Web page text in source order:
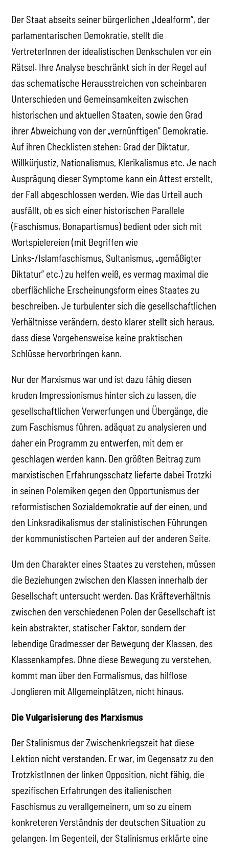
Der Staat abseits seiner bürgerlichen „Idealform“, der
parlamentarischen Demokratie, stellt die
VertreterInnen der idealistischen Denkschulen vor ein
Rätsel. Ihre Analyse beschränkt sich in der Regel auf
das schematische Herausstreichen von scheinbaren
Unterschieden und Gemeinsamkeiten zwischen
historischen und aktuellen Staaten, sowie den Grad
ihrer Abweichung von der „vernünftigen” Demokratie.
Auf ihren Checklisten stehen: Grad der Diktatur,
Willkürjustiz, Nationalismus, Klerikalismus etc. Je nach
Ausprägung dieser Symptome kann ein Attest erstellt,
der Fall abgeschlossen werden. Wie das Urteil auch
ausfällt, ob es sich einer historischen Parallele
(Faschismus, Bonapartismus) bedient oder sich mit
Wortspielereien (mit Begriffen wie
Links-/Islamfaschismus, Sultanismus, „gemäßigter
Diktatur” etc.) zu helfen weiß, es vermag maximal die
oberflächliche Erscheinungsform eines Staates zu
beschreiben. Je turbulenter sich die gesellschaftlichen
Verhältnisse verändern, desto klarer stellt sich heraus,
dass diese Vorgehensweise keine praktischen
Schlüsse hervorbringen kann.
Nur der Marxismus war und ist dazu fähig diesen
kruden Impressionismus hinter sich zu lassen, die
gesellschaftlichen Verwerfungen und Übergänge, die
zum Faschismus führen, adäquat zu analysieren und
daher ein Programm zu entwerfen, mit dem er
geschlagen werden kann. Den größten Beitrag zum
marxistischen Erfahrungsschatz lieferte dabei Trotzki
in seinen Polemiken gegen den Opportunismus der
reformistischen Sozialdemokratie auf der einen, und
den Linksradikalismus der stalinistischen Führungen
der kommunistischen Parteien auf der anderen Seite.
Um den Charakter eines Staates zu verstehen, müssen
die Beziehungen zwischen den Klassen innerhalb der
Gesellschaft untersucht werden. Das Kräfteverhältnis
zwischen den verschiedenen Polen der Gesellschaft ist
kein abstrakter, statischer Faktor, sondern der
lebendige Gradmesser der Bewegung der Klassen, des
Klassenkampfes. Ohne diese Bewegung zu verstehen,
kommt man über den Formalismus, das hilflose
Jonglieren mit Allgemeinplätzen, nicht hinaus.
Die Vulgarisierung des Marxismus
Der Stalinismus der Zwischenkriegszeit hat diese
Lektion nicht verstanden. Er war, im Gegensatz zu den
TrotzkistInnen der linken Opposition, nicht fähig, die
spezifischen Erfahrungen des italienischen
Faschismus zu verallgemeinern, um so zu einem
konkreteren Verständnis der deutschen Situation zu
gelangen. Im Gegenteil, der Stalinismus erklärte eine